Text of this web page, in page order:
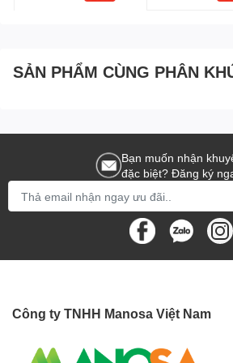
nét, chi tiết tinh xảo.
vào, tăng cường nền và các đối tượng
trông tự nhiên, rõ ràng hơn.
Dolby Vision IQ sử dụng siêu dữ liệu
ưu hóa các yếu tố đèn nền, điểm ảnh,
phân cảnh được trình chiếu để cải thiện
ưu để tạo nên hình ảnh với dải màu HDR
SẢN PHẨM CÙNG PHÂN
Bạn muốn nhận
đặc biệt? Đăng ký
Công ty TNHH Manosa Việt Nam